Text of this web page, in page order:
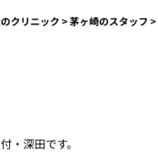
クリニック >茅ヶ崎のスタッフ >
・深田です。